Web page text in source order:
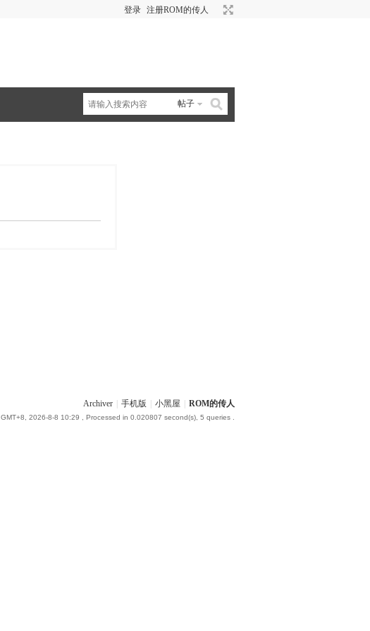
登录 注册ROM的传人
帖子
Archiver 手机版 小黑屋 ROM的传人
GMT+8, 2026-8-8 10:29 , Processed in 0.020807 second(s), 5 queries .